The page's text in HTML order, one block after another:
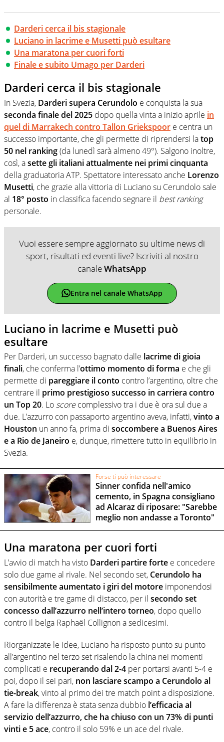
Darderi cerca il bis stagionale
Luciano in lacrime e Musetti può esultare
Una maratona per cuori forti
Finale e subito Umago per Darderi
Darderi cerca il bis stagionale
In Svezia, Darderi supera Cerundolo e conquista la sua
seconda finale del 2025 dopo quella vinta a inizio aprile in
quel di Marrakech contro Tallon Griekspoor e centra un
successo importante, che gli permette di riprendersi latop
50 nel ranking(da lunedì sarà almeno 49°). Salgono inoltre,
così, asette gli italiani attualmente nei primi cinquanta
della graduatoria ATP. Spettatore interessato anche Lorenzo
Musetti, che grazie alla vittoria di Luciano su Cerundolo sale
al 18° posto in classifica facendo segnare il best ranking
personale.
Vuoi essere sempre aggiornato su ultime news di
sport, risultati ed eventi live? Iscriviti al nostro
canaleWhatsApp
Entra nel canale WhatsApp
Luciano in lacrime e Musetti può
esultare
Per Darderi, un successo bagnato dalle lacrime di gioia
finali, che conferma l’ottimo momento di forma e che gli
permette di pareggiare il conto contro l’argentino, oltre che
centrare il primo prestigioso successo in carriera contro
un Top 20. Loscorecomplessivo tra i due è ora sul due a
due. L’azzurro con passaporto argentino aveva, infatti,vinto a
Houston un anno fa, prima di soccombere a Buenos Aires
e a Rio de Janeiro e, dunque, rimettere tutto in equilibrio in
Svezia.
Forse ti può interessare
Sinner confida nell'amico
cemento, in Spagna consigliano
ad Alcaraz di riposare: "Sarebbe
meglio non andasse a Toronto"
Una maratona per cuori forti
L’avvio di match ha visto Darderi partire forte e concedere
solo due game al rivale. Nel secondo set, Cerundolo ha
sensibilmente aumentato i giri del motore imponendosi
con autorità e tre game di distacco, per il secondo set
concesso dall’azzurro nell’intero torneo, dopo quello
contro il belga Raphaël Collignon a sedicesimi.
Riorganizzate le idee, Luciano ha risposto punto su punto
all’argentino nel terzo set risalendo la china nei momenti
complicati e recuperando dal 2-4 per portarsi avanti 5-4 e
poi, dopo il sei pari, non lasciare scampo a Cerundolo al
tie-break, vinto al primo dei tre match point a disposizione.
A fare la differenza è stata senza dubbio l’efficacia al
servizio dell’azzurro, che ha chiuso con un 73% di punti
vinti e 5 ace, contro il solo 59% e un ace del rivale.